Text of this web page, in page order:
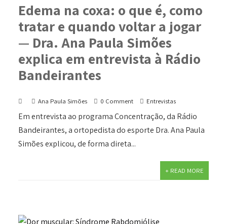
Edema na coxa: o que é, como
tratar e quando voltar a jogar
— Dra. Ana Paula Simões
explica em entrevista à Rádio
Bandeirantes
Ana Paula Simões 0 Comment Entrevistas
Em entrevista ao programa Concentração, da Rádio
Bandeirantes, a ortopedista do esporte Dra. Ana Paula
Simões explicou, de forma direta...
+ READ MORE